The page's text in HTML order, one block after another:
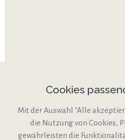
Cookies
Mit der Auswahl "Alle
die Nutzung von Cookies,
gewährleisten die